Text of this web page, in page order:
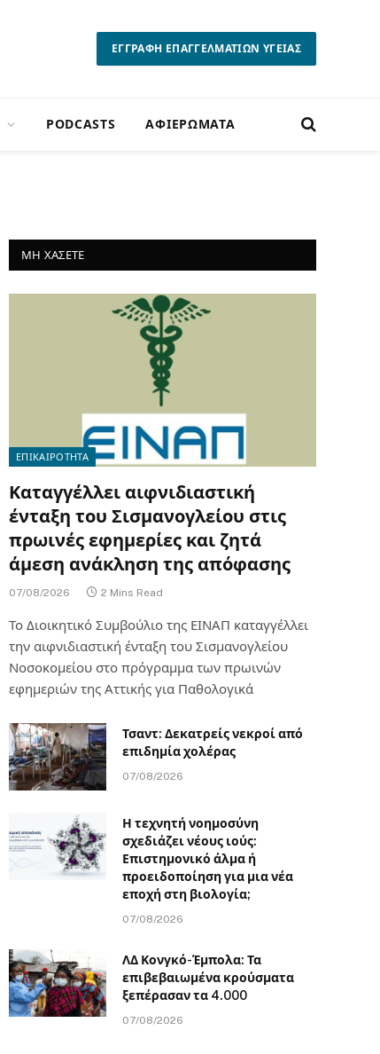
ΕΓΓΡΑΦΗ ΕΠΑΓΓΕΛΜΑΤΙΩΝ ΥΓΕΙΑΣ
PODCASTS ΑΦΙΕΡΩΜΑΤΑ
ΜΗ ΧΑΣΕΤΕ
ΕΠΙΚΑΙΡΟΤΗΤΑ
Καταγγέλλει αιφνιδιαστική
ένταξη του Σισμανογλείου στις
πρωινές εφημερίες και ζητά
άμεση ανάκληση της απόφασης
07/08/2026 2 Mins Read
Το Διοικητικό Συμβούλιο της ΕΙΝΑΠ καταγγέλλει
την αιφνιδιαστική ένταξη του Σισμανογλείου
Νοσοκομείου στο πρόγραμμα των πρωινών
εφημεριών της Αττικής για Παθολογικά
Τσαντ: Δεκατρείς νεκροί από
επιδημία χολέρας
07/08/2026
Η τεχνητή νοημοσύνη
σχεδιάζει νέους ιούς:
Επιστημονικό άλμα ή
προειδοποίηση για μια νέα
εποχή στη βιολογία;
07/08/2026
ΛΔ Κονγκό-Έμπολα: Τα
επιβεβαιωμένα κρούσματα
ξεπέρασαν τα 4.000
07/08/2026